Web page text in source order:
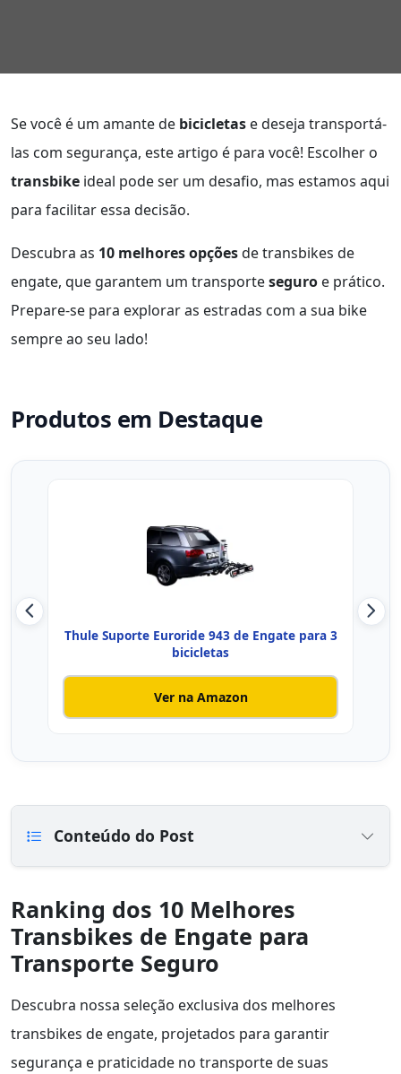
Se você é um amante de bicicletas e deseja transportá-
las com segurança, este artigo é para você! Escolher o
transbike ideal pode ser um desafio, mas estamos aqui
para facilitar essa decisão.
Descubra as 10 melhores opçõesde transbikes de
engate, que garantem um transporteseguro e prático.
Prepare-se para explorar as estradas com a sua bike
sempre ao seu lado!
Produtos em Destaque
Thule Suporte Euroride 943 de Engate para 3
bicicletas
Ver na Amazon
Conteúdo do Post
Ranking dos 10 Melhores
Transbikes de Engate para
Transporte Seguro
Descubra nossa seleção exclusiva dos melhores
transbikes de engate, projetados para garantir
segurança e praticidade no transporte de suas